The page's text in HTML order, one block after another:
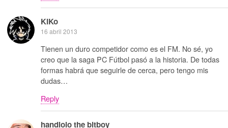
KiKo
16 abril 2013
Tienen un duro competidor como es el FM. No sé, yo
creo que la saga PC Fútbol pasó a la historia. De todas
formas habrá que seguirle de cerca, pero tengo mis
dudas…
Reply
handlolo the bitboy